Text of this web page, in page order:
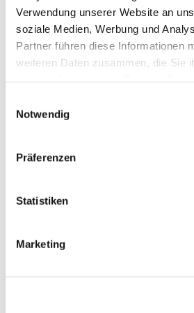
Verwendung unserer Website an
soziale Medien, Werbung und
Partner führen diese Informationen
weiteren Daten zusammen, die Sie
Notwendig
Präferenzen
Statistiken
Marketing
m-